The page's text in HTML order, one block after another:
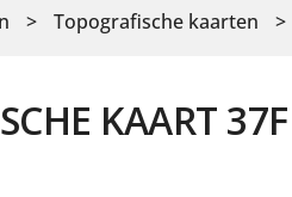
> Topografische kaarten >
KAART 37F